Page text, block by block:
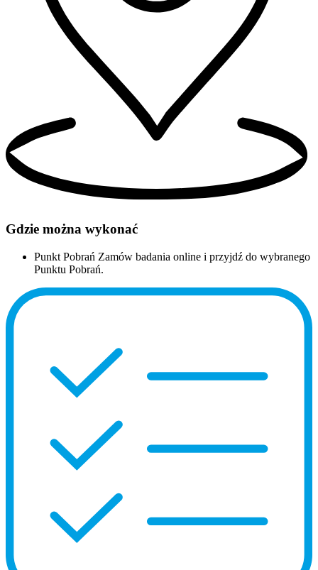
Gdzie można wykonać
Punkt Pobrań Zamów badania online i przyjdź do wybranego
Punktu Pobrań.